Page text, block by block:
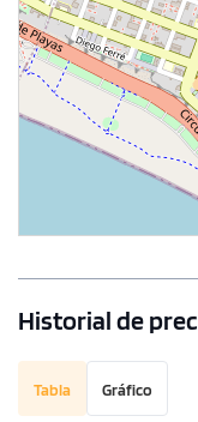
1 unidad disponible
145.90 m²
3 dorms.
Historial de
Tabla Gráfico